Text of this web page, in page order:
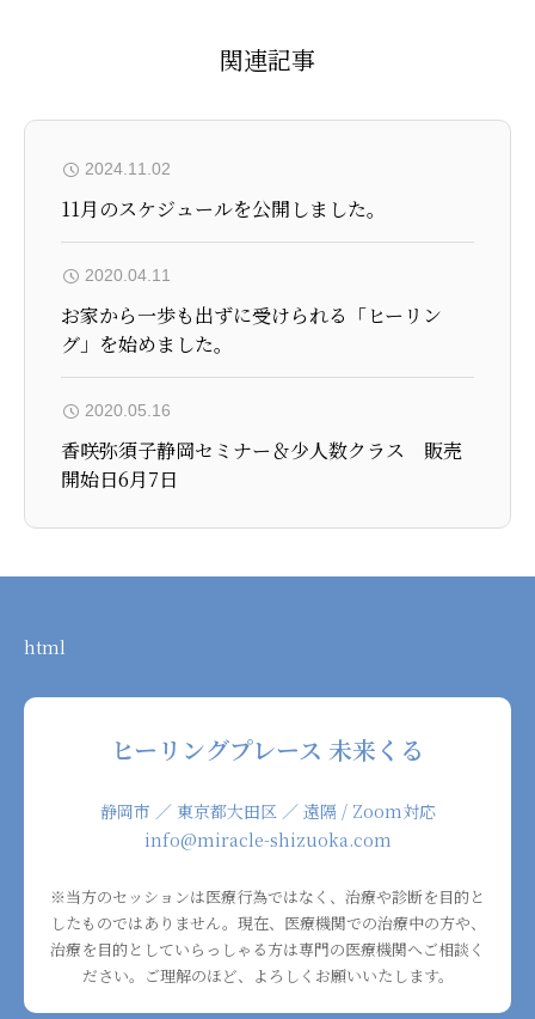
関連記事
2024.11.02
11月のスケジュールを公開しました。
2020.04.11
お家から一歩も出ずに受けられる「ヒーリン
グ」を始めました。
2020.05.16
香咲弥須子静岡セミナー＆少人数クラス 販売
開始日6月7日
html
ヒーリングプレース 未来くる
静岡市 ／ 東京都大田区 ／ 遠隔 / Zoom対応
info@miracle-shizuoka.com
※当方のセッションは医療行為ではなく、治療や診断を目的と
したものではありません。現在、医療機関での治療中の方や、
治療を目的としていらっしゃる方は専門の医療機関へご相談く
ださい。ご理解のほど、よろしくお願いいたします。